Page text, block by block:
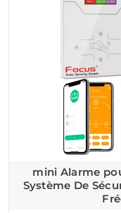
mini Alarme
Système De